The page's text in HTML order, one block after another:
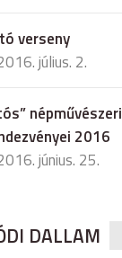
verseny
július. 2.
2016
június. 25.
DALLAM